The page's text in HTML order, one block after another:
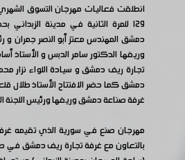
انطلقت فعاليات مهرجان التسوق
١٢٩ للمرة الثانية في مدينة
دمشق المهندس معتز أبو النصر جمران
وريفها الدكتور سامر الدبس و
تجارة ريف دمشق و سيادة اللواء نزار
دمشق كما حضر الافتتاح الأستاذ طلال
غرفة صناعة دمشق وريفها ورئيس اللجنة
مهرجان صنع في سورية الذي تقيمه
بالتعاون مع غرفة تجارة ريف دمشق في